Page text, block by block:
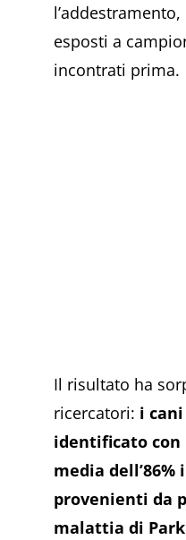
esposti a
incontrati prima.
Il risultato ha
ricercatori: i
identificato con
media dell’86%
provenienti da
malattia di